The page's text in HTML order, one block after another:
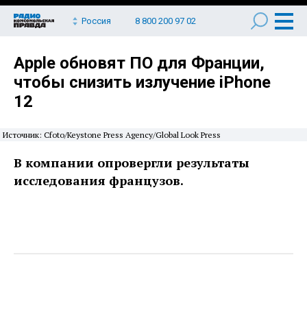
Россия 8 800 200 97 02
Apple обновят ПО для Франции,
чтобы снизить излучение iPhone
12
Источник: Cfoto/Keystone Press Agency/Global Look Press
В компании опровергли результаты
исследования французов.